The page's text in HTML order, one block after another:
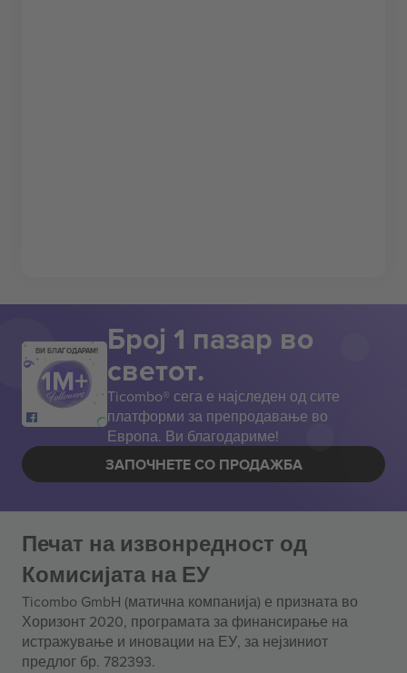
ВИ БЛАГОДАРАМ! Број 1 пазар во
светот.
Ticombo® сега е најследен од сите
платформи за препродавање во
Европа. Ви благодариме!
ЗАПОЧНЕТЕ СО ПРОДАЖБА
Печат на извонредност од
Комисијата на ЕУ
Ticombo GmbH (матична компанија) е призната во
Хоризонт 2020, програмата за финансирање на
истражување и иновации на ЕУ, за нејзиниот
предлог бр. 782393.